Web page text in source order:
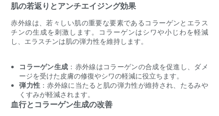
肌の若返りとアンチエイジング効果
赤外線は、若々しい肌の重要な要素であるコラーゲンとエラス
チンの生成を刺激します。コラーゲンはシワや小じわを軽減
し、エラスチンは肌の弾力性を維持します。
コラーゲン生成 ：赤外線はコラーゲンの合成を促進し、ダメ
ージを受けた皮膚の修復やシワの軽減に役立ちます。
弾力性 ：赤外線に当たると肌の弾力性が維持され、たるみや
くすみが軽減されます。
血行とコラーゲン生成の改善